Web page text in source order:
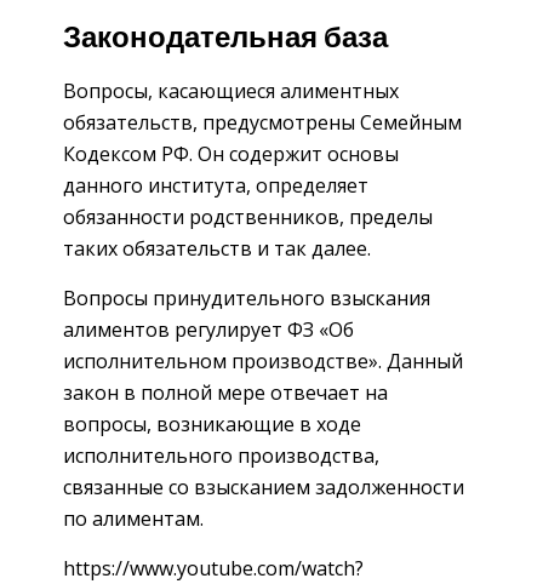
Законодательная база
Вопросы, касающиеся алиментных
обязательств, предусмотрены Семейным
Кодексом РФ. Он содержит основы
данного института, определяет
обязанности родственников, пределы
таких обязательств и так далее.
Вопросы принудительного взыскания
алиментов регулирует ФЗ «Об
исполнительном производстве». Данный
закон в полной мере отвечает на
вопросы, возникающие в ходе
исполнительного производства,
связанные со взысканием задолженности
по алиментам.
https://www.youtube.com/watch?